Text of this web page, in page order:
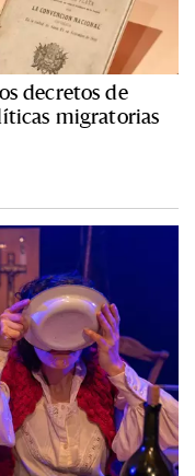
decretos de
migratorias